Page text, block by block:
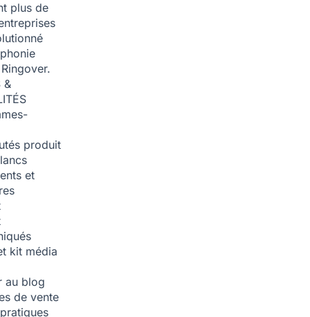
plus de
&
produit
et
kit média
au blog
de vente